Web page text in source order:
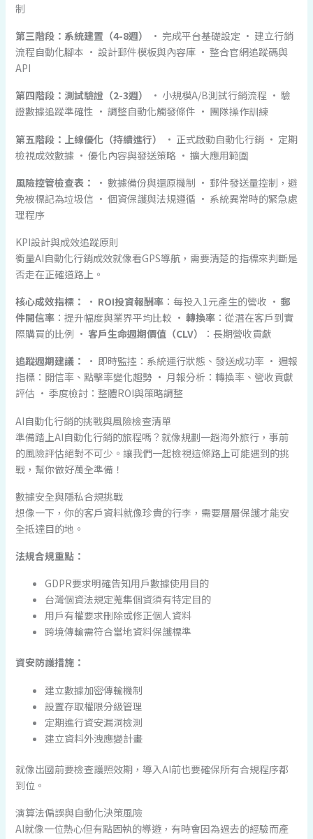
制
第三階段：系統建置（4-8週）
• 完成平台基礎設定 • 建立行銷
流程自動化腳本 • 設計郵件模板與內容庫 • 整合官網追蹤碼與
API
第四階段：測試驗證（2-3週）
• 小規模A/B測試行銷流程 • 驗
證數據追蹤準確性 • 調整自動化觸發條件 • 團隊操作訓練
第五階段：上線優化（持續進行）
• 正式啟動自動化行銷 • 定期
檢視成效數據 • 優化內容與發送策略 • 擴大應用範圍
風險控管檢查表：
• 數據備份與還原機制 • 郵件發送量控制，避
免被標記為垃圾信 • 個資保護與法規遵循 • 系統異常時的緊急處
理程序
KPI設計與成效追蹤原則
衡量AI自動化行銷成效就像看GPS導航，需要清楚的指標來判斷是
否走在正確道路上。
核心成效指標：
• ROI投資報酬率：每投入1元產生的營收 • 郵
件開信率：提升幅度與業界平均比較 • 轉換率：從潛在客戶到實
際購買的比例 • 客戶生命週期價值（CLV）
：長期營收貢獻
追蹤週期建議：
• 即時監控：系統運行狀態、發送成功率 • 週報
指標：開信率、點擊率變化趨勢 • 月報分析：轉換率、營收貢獻
評估 • 季度檢討：整體ROI與策略調整
AI自動化行銷的挑戰與風險檢查清單
準備踏上AI自動化行銷的旅程嗎？就像規劃一趟海外旅行，事前
的風險評估絕對不可少。讓我們一起檢視這條路上可能遇到的挑
戰，幫你做好萬全準備！
數據安全與隱私合規挑戰
想像一下，你的客戶資料就像珍貴的行李，需要層層保護才能安
全抵達目的地。
法規合規重點：
GDPR要求明確告知用戶數據使用目的
台灣個資法規定蒐集個資須有特定目的
用戶有權要求刪除或修正個人資料
跨境傳輸需符合當地資料保護標準
資安防護措施：
建立數據加密傳輸機制
設置存取權限分級管理
定期進行資安漏洞檢測
建立資料外洩應變計畫
就像出國前要檢查護照效期，導入AI前也要確保所有合規程序都
到位。
演算法偏誤與自動化決策風險
AI就像一位熱心但有點固執的導遊，有時會因為過去的經驗而產